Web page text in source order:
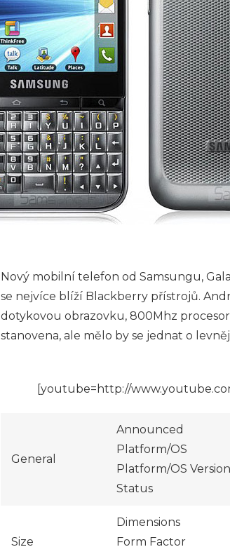
Nový mobilní telefon od Samsungu,
se nejvíce blíží Blackberry přístrojů.
dotykovou obrazovku, 800Mhz
stanovena, ale mělo by se jednat o
[youtube=http://
General
Announced
Platform/OS
Platform/OS Version
Status
Size
Dimensions
Form Factor